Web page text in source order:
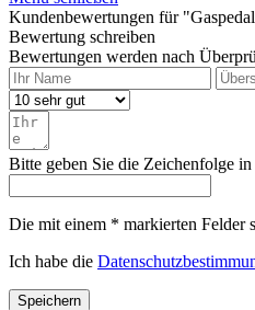
Kundenbewertungen für
Bewertung schreiben
Bewertungen werden nach
Bitte geben Sie die Zeichenfolge
Die mit einem * markierten Felder
Ich habe die
Speichern